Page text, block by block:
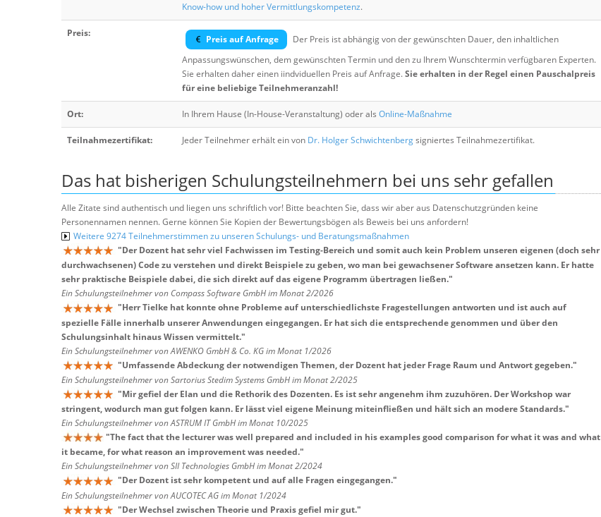
Know-how und hoher Vermittlungskompetenz.
Preis:
Preis auf Anfrage
Der Preis ist abhängig von der gewünschten Dauer, den inhaltlichen
Anpassungswünschen, dem gewünschten Termin und den zu Ihrem Wunschtermin verfügbaren Experten.
Sie erhalten daher einen iindviduellen Preis auf Anfrage.Sie erhalten in der Regel einen Pauschalpreis
für eine beliebige Teilnehmeranzahl!
Ort: In Ihrem Hause (In-House-Veranstaltung) oder als Online-Maßnahme
Teilnahmezertifikat: Jeder Teilnehmer erhält ein von Dr. Holger Schwichtenbergsigniertes Teilnahmezertifikat.
Das hat bisherigen Schulungsteilnehmern bei uns sehr gefallen
Alle Zitate sind authentisch und liegen uns schriftlich vor! Bitte beachten Sie, dass wir aber aus Datenschutzgründen keine
Personennamen nennen. Gerne können Sie Kopien der Bewertungsbögen als Beweis bei uns anfordern!
Weitere 9274 Teilnehmerstimmen zu unseren Schulungs- und Beratungsmaßnahmen
"Der Dozent hat sehr viel Fachwissen im Testing-Bereich und somit auch kein Problem unseren eigenen (doch sehr
durchwachsenen) Code zu verstehen und direkt Beispiele zu geben, wo man bei gewachsener Software ansetzen kann. Er hatte
sehr praktische Beispiele dabei, die sich direkt auf das eigene Programm übertragen ließen."
Ein Schulungsteilnehmer von Compass Software GmbH im Monat 2/2026
"Herr Tielke hat konnte ohne Probleme auf unterschiedlichste Fragestellungen antworten und ist auch auf
spezielle Fälle innerhalb unserer Anwendungen eingegangen. Er hat sich die entsprechende genommen und über den
Schulungsinhalt hinaus Wissen vermittelt."
Ein Schulungsteilnehmer von AWENKO GmbH & Co. KG im Monat 1/2026
"Umfassende Abdeckung der notwendigen Themen, der Dozent hat jeder Frage Raum und Antwort gegeben."
Ein Schulungsteilnehmer von Sartorius Stedim Systems GmbH im Monat 2/2025
"Mir gefiel der Elan und die Rethorik des Dozenten. Es ist sehr angenehm ihm zuzuhören. Der Workshop war
stringent, wodurch man gut folgen kann. Er lässt viel eigene Meinung miteinfließen und hält sich an modere Standards."
Ein Schulungsteilnehmer von ASTRUM IT GmbH im Monat 10/2025
"The fact that the lecturer was well prepared and included in his examples good comparison for what it was and what
it became, for what reason an improvement was needed."
Ein Schulungsteilnehmer von SII Technologies GmbH im Monat 2/2024
"Der Dozent ist sehr kompetent und auf alle Fragen eingegangen."
Ein Schulungsteilnehmer von AUCOTEC AG im Monat 1/2024
"Der Wechsel zwischen Theorie und Praxis gefiel mir gut."